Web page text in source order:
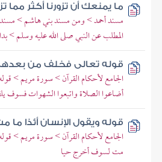
ما يمنعك أن تزورنا أكثر مما
مسند أحمد > ومن مسند بني هاشم > مسند
المطلب عن النبي صلى الله عليه وسلم >
قوله تعالى فخلف من
الجامع لأحكام القرآن > سورة مريم >
أضاعوا الصلاة واتبعوا الشهوات فسوف
قوله ويقول الإنسان أئذا
الجامع لأحكام القرآن > سورة مريم >
مت لسوف أخرج حيا